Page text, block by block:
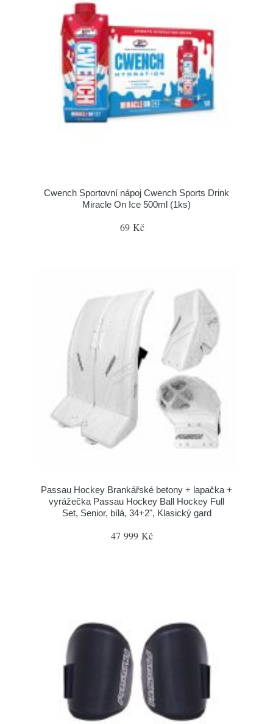
Cwench Sportovní nápoj Cwench Sports Drink
Miracle On Ice 500ml (1ks)
69 Kč
Passau Hockey Brankářské betony + lapačka +
vyrážečka Passau Hockey Ball Hockey Full
Set, Senior, bílá, 34+2", Klasický gard
47 999 Kč